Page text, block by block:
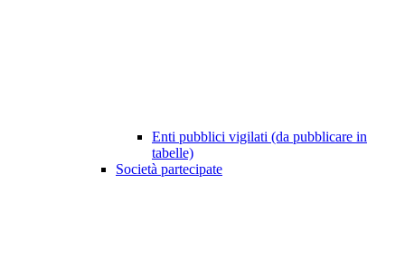
Enti pubblici vigilati (da pubblicare in
tabelle)
Società partecipate